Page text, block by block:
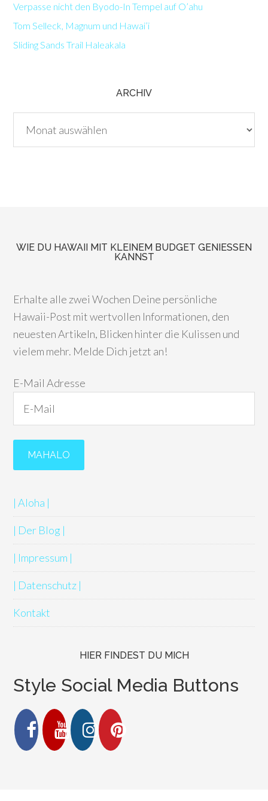
Verpasse nicht den Byodo-In Tempel auf O’ahu
Tom Selleck, Magnum und Hawai’i
Sliding Sands Trail Haleakala
ARCHIV
WIE DU HAWAII MIT KLEINEM BUDGET GENIESSEN K
ANNST
Erhalte alle zwei Wochen Deine persönliche
Hawaii-Post mit wertvollen Informationen, den
neuesten Artikeln, Blicken hinter die Kulissen und
vielem mehr. Melde Dich jetzt an!
E-Mail Adresse
| Aloha |
| Der Blog |
| Impressum |
| Datenschutz |
Kontakt
HIER FINDEST DU MICH
Style Social Media Buttons